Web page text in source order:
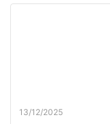
13/12/2025